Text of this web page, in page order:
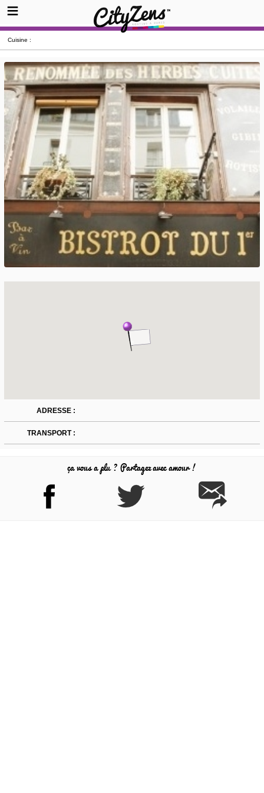
Cuisine :
ADRESSE :
TRANSPORT :
ça vous a plu ? Partagez avec amour !